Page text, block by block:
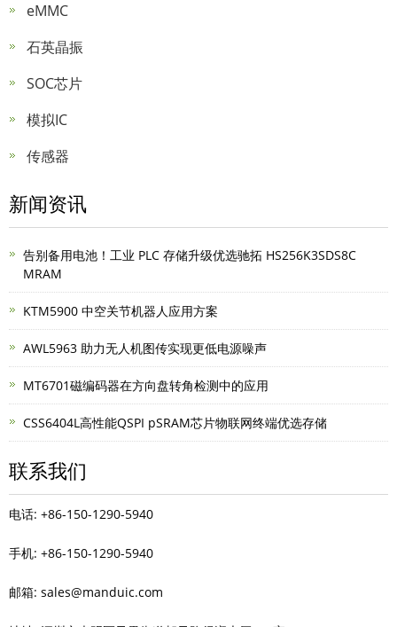
eMMC
石英晶振
SOC芯片
模拟IC
传感器
新闻资讯
告别备用电池！工业 PLC 存储升级优选驰拓 HS256K3SDS8C
MRAM
KTM5900 中空关节机器人应用方案
AWL5963 助力无人机图传实现更低电源噪声
MT6701磁编码器在方向盘转角检测中的应用
CSS6404L高性能QSPI pSRAM芯片物联网终端优选存储
联系我们
电话: +86-150-1290-5940
手机: +86-150-1290-5940
邮箱: sales@manduic.com